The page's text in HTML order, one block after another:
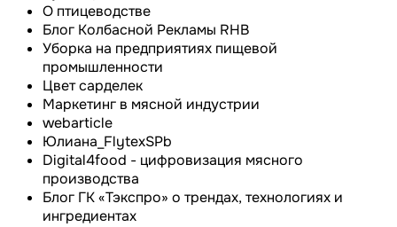
О птицеводстве
Блог Колбасной Рекламы RHB
Уборка на предприятиях пищевой
промышленности
Цвет сарделек
Маркетинг в мясной индустрии
webarticle
Юлиана_FlytexSPb
Digital4food - цифровизация мясного
производства
Блог ГК «Тэкспро» о трендах, технологиях и
ингредиентах